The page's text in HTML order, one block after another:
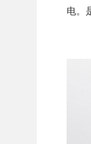
电。